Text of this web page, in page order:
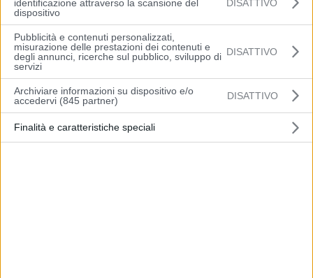
identificazione attraverso la scansione del
dispositivo
DISATTIVO
Pubblicità e contenuti personalizzati,
misurazione delle prestazioni dei contenuti e
degli annunci, ricerche sul pubblico, sviluppo di
servizi
DISATTIVO
Archiviare informazioni su dispositivo e/o
accedervi (845 partner)
DISATTIVO
Finalità e caratteristiche speciali
y
V
i
Pillole
Articolo precedente
Fiaip, Segalerba
“Riammodernare la
Articolo successivo
Vignola: provoca un
incidente nella notte e